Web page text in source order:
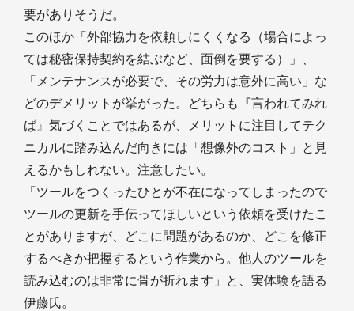
要がありそうだ。
このほか「外部協力を依頼しにくくなる（場合によっ
ては秘密保持契約を結ぶなど、面倒を要する）」、
「メンテナンスが必要で、その労力は意外に高い」な
どのデメリットが挙がった。どちらも『言われてみれ
ば』気づくことではあるが、メリットに注目してテク
ニカルに踏み込んだ向きには「想像外のコスト」と見
えるかもしれない。注意したい。
「ツールをつくったひとが不在になってしまったので
ツールの更新を手伝ってほしいという依頼を受けたこ
とがありますが、どこに問題があるのか、どこを修正
するべきか把握するという作業から。他人のツールを
読み込むのは非常に骨が折れます」と、実体験を語る
伊藤氏。